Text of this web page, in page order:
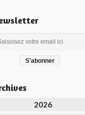
2026